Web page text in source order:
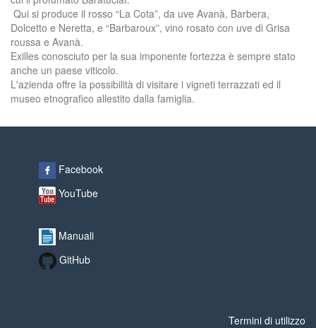
Qui si produce il rosso “La Cota”, da uve Avanà, Barbera,
Dolcetto e Neretta, e “Barbaroux”, vino rosato con uve di Grisa
roussa e Avanà.
Exilles conosciuto per la sua imponente fortezza è sempre stato
anche un paese viticolo.
L'azienda offre la possibilità di visitare i vigneti terrazzati ed il
museo etnografico allestito dalla famiglia.
Facebook
YouTube
Manuali
GitHub
Termini di utilizzo